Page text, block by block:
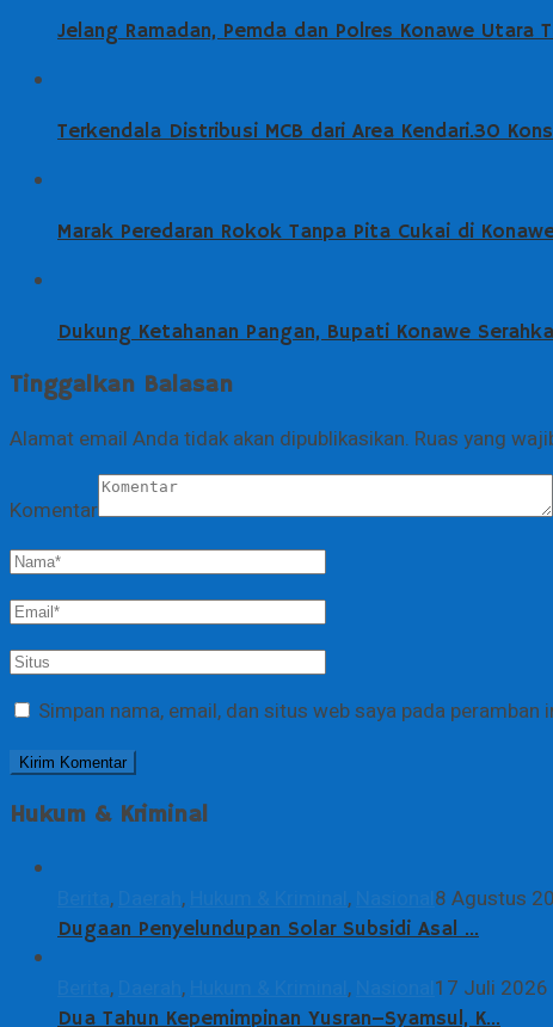
Jelang Ramadan, Pemda dan Polres Konawe
Terkendala Distribusi MCB dari Area Kendari.30
Marak Peredaran Rokok Tanpa Pita Cukai di
Dukung Ketahanan Pangan, Bupati Konawe
Tinggalkan Balasan
Alamat email Anda tidak akan dipublikasikan. Ruas yang
Komentar
Simpan nama, email, dan situs web saya pada
Hukum & Kriminal
, , , 8 Agustus
Dugaan Penyelundupan Solar Subsidi Asal …
, , , 17 Juli 2026
Dua Tahun Kepemimpinan Yusran–Syamsul, K…